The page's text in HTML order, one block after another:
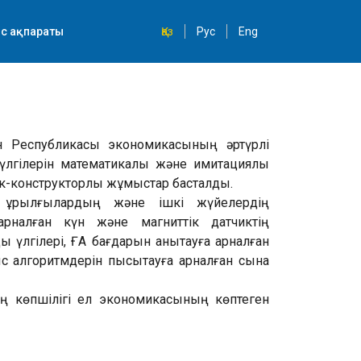
ақпараты Қаз Рус Eng
Республикасы экономикасының әртүрлі
математикалық және имитациялық
жұмыстар басталды.
және ішкі жүйелердің
күн және магниттік датчиктің
үлгілері, ҒА бағдарын анықтауға арналған
пысықтауға арналған сынақ
көпшілігі ел экономикасының көптеген